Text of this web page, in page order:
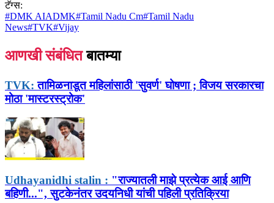
टॅग्स:
#DMK AIADMK#Tamil Nadu Cm#Tamil Nadu
News#TVK#Vijay
आणखी संबंधित बातम्या
TVK: तामिळनाडूत महिलांसाठी 'सुवर्ण' घोषणा ; विजय सरकारचा
मोठा 'मास्टरस्ट्रोक'
Udhayanidhi stalin : "राज्यातली माझे प्रत्येक आई आणि
बहिणी...", सुटकेनंतर उदयनिधी यांची पहिली प्रतिक्रिया